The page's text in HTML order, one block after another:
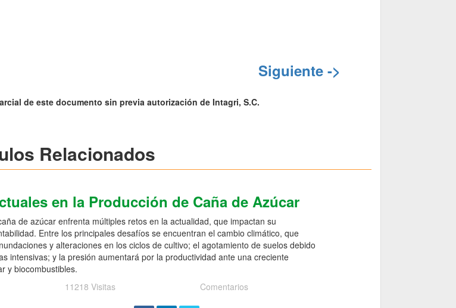
Siguiente ->
de este documento sin previa autorización de Intagri, S.C.
Relacionados
en la Producción de Caña de Azúcar
de azúcar enfrenta múltiples retos en la actualidad, que impactan su
Entre los principales desafíos se encuentran el cambio climático, que
y alteraciones en los ciclos de cultivo; el agotamiento de suelos debido
intensivas; y la presión aumentará por la productividad ante una creciente
y biocombustibles.
11218 Visitas Comentarios